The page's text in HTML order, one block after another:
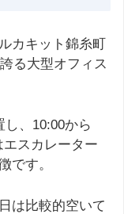
カキット錦糸町
る大型オフィス
、10:00から
スカレーター
です。
は比較的空いて